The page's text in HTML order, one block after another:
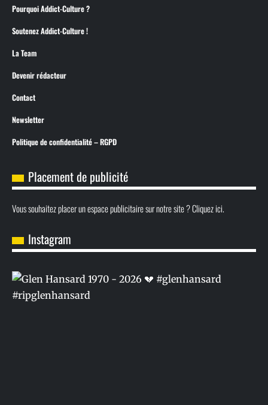
Pourquoi Addict-Culture ?
Soutenez Addict-Culture !
La Team
Devenir rédacteur
Contact
Newsletter
Politique de confidentialité – RGPD
Placement de publicité
Vous souhaitez placer un espace publicitaire sur notre site ? Cliquez ici.
Instagram